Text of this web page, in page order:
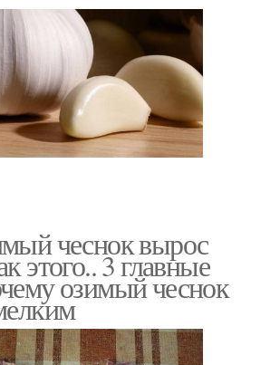
чеснок вырос
этого.. 3 главные
озимый чеснок